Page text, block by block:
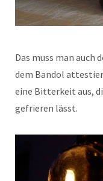
Das muss man auch
dem Bandol
eine Bitterkeit aus,
gefrieren lässt.